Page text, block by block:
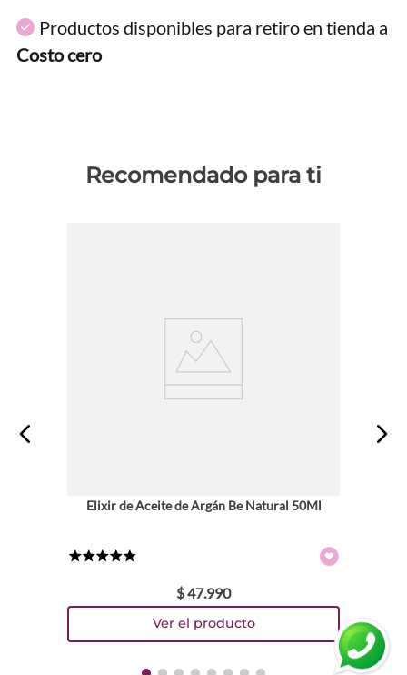
Productos disponibles para retiro en tienda a
Costo cero
Recomendado para ti
Elixir de Aceite de Argán Be Natural 50Ml
$47.990